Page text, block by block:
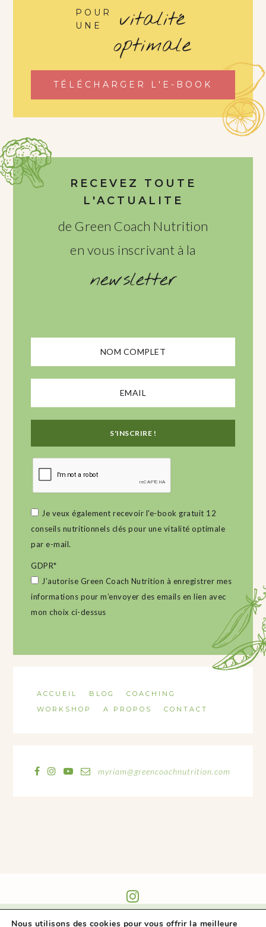
POUR
UNE
vitalité
optimale
TÉLÉCHARGER L'E-BOOK
RECEVEZ TOUTE
L'ACTUALITE
de Green Coach Nutrition
en vous inscrivant à la
newsletter
Je veux également recevoir l'e-book gratuit 12
conseils nutritionnels clés pour une vitalité optimale
par e-mail.
GDPR*
J’autorise Green Coach Nutrition à enregistrer mes
informations pour m’envoyer des emails en lien avec
mon choix ci-dessus
ACCUEIL BLOG
COACHING
WORKSHOP
A PROPOS CONTACT
myriam@greencoachnutrition.com
@GREEN_COACH_NUTRITION
Nous utilisons des cookies pour vous offrir la meilleure